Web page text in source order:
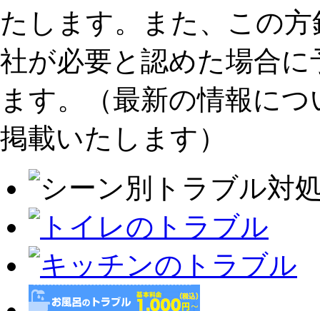
たします。また、この
社が必要と認めた場合
ます。（最新の情報に
掲載いたします）